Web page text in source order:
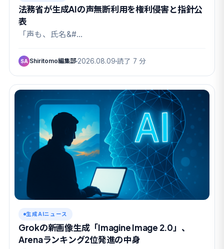
法務省が生成AIの声無断利用を権利侵害と指針公
表
「声も、氏名&#…
SA Shiritomo編集部 2026.08.09 読了 7 分
生成AIニュース
Grokの新画像生成「Imagine Image 2.0」、
Arenaランキング2位発進の中身